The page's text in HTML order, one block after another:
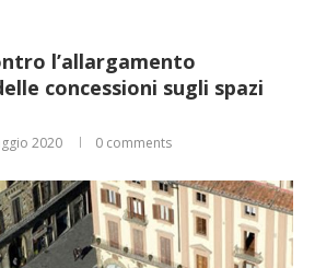
l’allargamento
concessioni sugli spazi
2020 0 comments